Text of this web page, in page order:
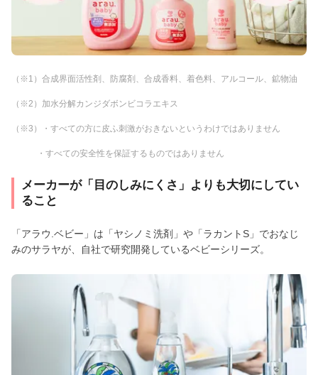
（※1）合成界面活性剤、防腐剤、合成香料、着色料、アルコール、鉱物油
（※2）加水分解カンジダボンビコラエキス
（※3）・すべての方に皮ふ刺激がおきないというわけではありません
・すべての安全性を保証するものではありません
メーカーが「目のしみにくさ」よりも大切にしてい
ること
「アラウ.ベビー」は「ヤシノミ洗剤」や「ラカントS」でおなじ
みのサラヤが、自社で研究開発しているベビーシリーズ。